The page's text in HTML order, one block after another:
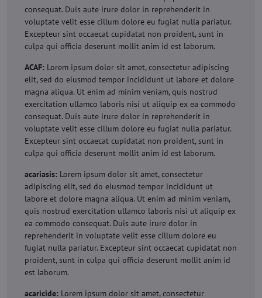
consequat. Duis aute irure dolor in reprehenderit in
voluptate velit esse cillum dolore eu fugiat nulla pariatur.
Excepteur sint occaecat cupidatat non proident, sunt in
culpa qui officia deserunt mollit anim id est laborum.
ACAF: Lorem ipsum dolor sit amet, consectetur adipiscing
elit, sed do eiusmod tempor incididunt ut labore et dolore
magna aliqua. Ut enim ad minim veniam, quis nostrud
exercitation ullamco laboris nisi ut aliquip ex ea commodo
consequat. Duis aute irure dolor in reprehenderit in
voluptate velit esse cillum dolore eu fugiat nulla pariatur.
Excepteur sint occaecat cupidatat non proident, sunt in
culpa qui officia deserunt mollit anim id est laborum.
acariasis: Lorem ipsum dolor sit amet, consectetur
adipiscing elit, sed do eiusmod tempor incididunt ut
labore et dolore magna aliqua. Ut enim ad minim veniam,
quis nostrud exercitation ullamco laboris nisi ut aliquip ex
ea commodo consequat. Duis aute irure dolor in
reprehenderit in voluptate velit esse cillum dolore eu
fugiat nulla pariatur. Excepteur sint occaecat cupidatat non
proident, sunt in culpa qui officia deserunt mollit anim id
est laborum.
acaricide: Lorem ipsum dolor sit amet, consectetur